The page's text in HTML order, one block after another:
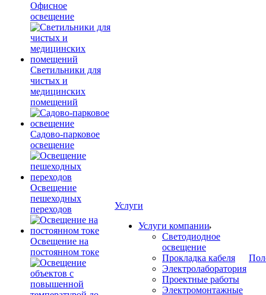
Офисное
освещение
Светильники для
чистых и
медицинских
помещений
Садово-парковое
освещение
Освещение
пешеходных
переходов
Освещение на
постоянном токе
Услуги
Услуги компании
Светодиодное
освещение
Прокладка кабеля
Электролаборатория
Проектные работы
Электромонтажные